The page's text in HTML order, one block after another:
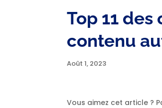
Top 11
contenu
Août 1, 2023
Vous aimez cet article ?